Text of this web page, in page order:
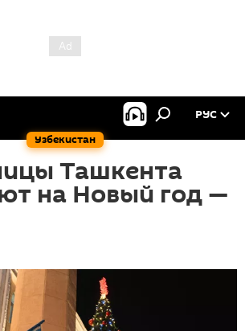
Узбекистан
РУС
Ташкента
на Новый год —